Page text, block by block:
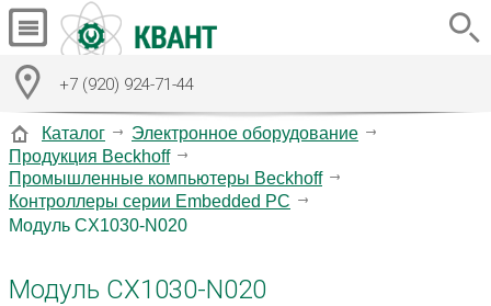
+7 (920) 924-71-44
Каталог
Электронное оборудование
Продукция Beckhoff
Промышленные компьютеры Beckhoff
Контроллеры серии Embedded PC
Модуль CX1030-N020
Модуль CX1030-N020